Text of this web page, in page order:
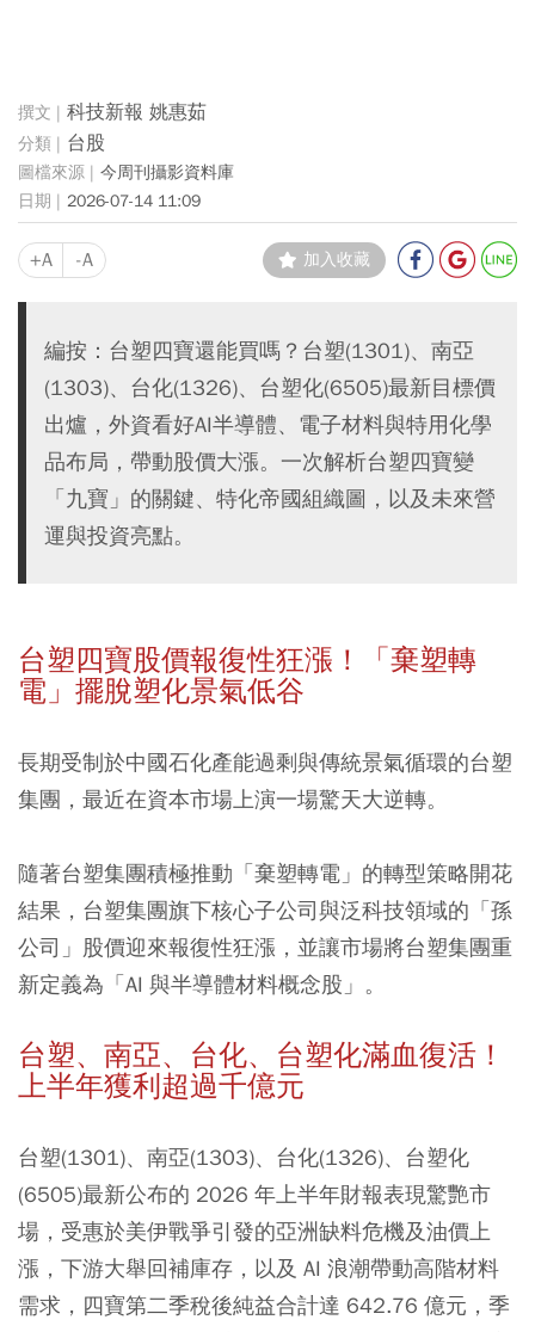
科技新報 姚惠茹
台股
今周刊攝影資料庫
2026-07-14 11:09
+A -A 加入收藏
編按：台塑四寶還能買嗎？台塑(1301)、南亞
(1303)、台化(1326)、台塑化(6505)最新目標價
出爐，外資看好AI半導體、電子材料與特用化學
品布局，帶動股價大漲。一次解析台塑四寶變
「九寶」的關鍵、特化帝國組織圖，以及未來營
運與投資亮點。
台塑四寶股價報復性狂漲！「棄塑轉
電」擺脫塑化景氣低谷
長期受制於中國石化產能過剩與傳統景氣循環的台塑
集團，最近在資本市場上演一場驚天大逆轉。
隨著台塑集團積極推動「棄塑轉電」的轉型策略開花
結果，台塑集團旗下核心子公司與泛科技領域的「孫
公司」股價迎來報復性狂漲，並讓市場將台塑集團重
新定義為「AI 與半導體材料概念股」。
台塑、南亞、台化、台塑化滿血復活！
上半年獲利超過千億元
台塑(1301)、南亞(1303)、台化(1326)、台塑化
(6505)最新公布的 2026 年上半年財報表現驚艷市
場，受惠於美伊戰爭引發的亞洲缺料危機及油價上
漲，下游大舉回補庫存，以及 AI 浪潮帶動高階材料
需求，四寶第二季稅後純益合計達 642.76 億元，季